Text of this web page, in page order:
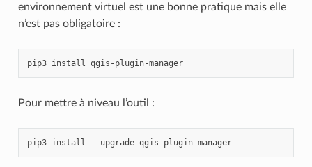
environnement virtuel est une bonne pratique mais elle
n’est pas obligatoire :
pip3 install qgis-plugin-manager
Pour mettre à niveau l’outil :
pip3 install --upgrade qgis-plugin-manager